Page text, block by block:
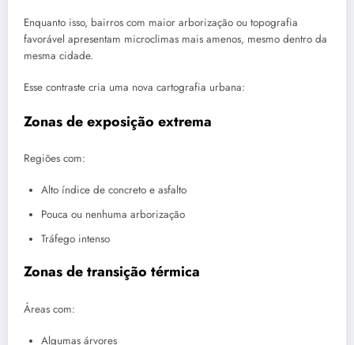
Enquanto isso, bairros com maior arborização ou topografia
favorável apresentam microclimas mais amenos, mesmo dentro da
mesma cidade.
Esse contraste cria uma nova cartografia urbana:
Zonas de exposição extrema
Regiões com:
Alto índice de concreto e asfalto
Pouca ou nenhuma arborização
Tráfego intenso
Zonas de transição térmica
Áreas com:
Algumas árvores